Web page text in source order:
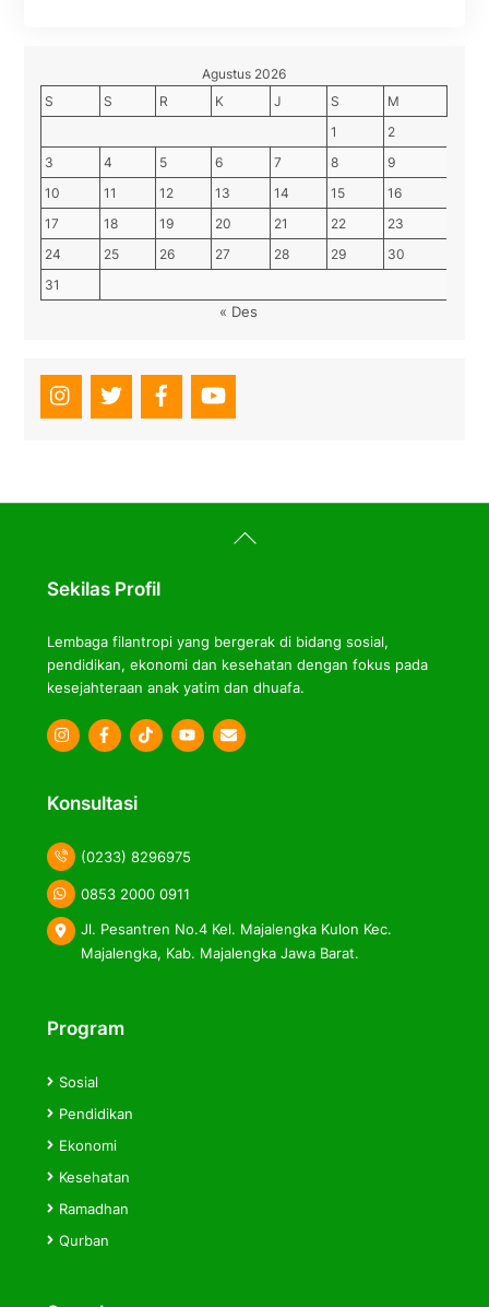
Agustus 2026
S
S R K J S
M
1
2
3
4 5 6 7 8
9
10
11 12 13 14 15
16
17
18 19 20 21 22
23
24
25 26 27 28 29
30
31
« Des
Back
To
Sekilas Profil
Lembaga filantropi yang bergerak di bidang sosial,
pendidikan, ekonomi dan kesehatan dengan fokus pada
kesejahteraan anak yatim dan dhuafa.
Icon
Icon
Icon
Konsultasi
(0233) 8296975
0853 2000 0911
Jl. Pesantren No.4 Kel. Majalengka Kulon Kec.
Majalengka, Kab. Majalengka Jawa Barat.
Program
Sosial
Pendidikan
Ekonomi
Kesehatan
Ramadhan
Qurban